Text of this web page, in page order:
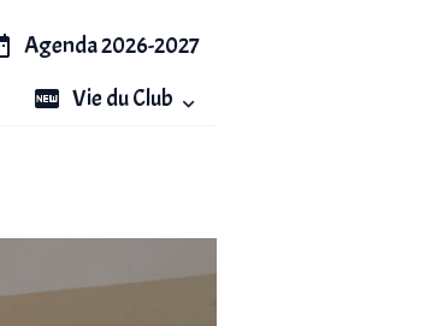
Agenda 2026-2027
Vie du Club